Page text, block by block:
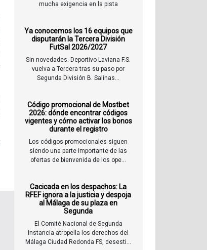
mucha exigencia en la pista
Ya conocemos los 16 equipos que
disputarán la Tercera División
FutSal 2026/2027
Sin novedades. Deportivo Laviana F.S.
vuelva a Tercera tras su paso por
Segunda División B. Salinas...
Código promocional de Mostbet
2026: dónde encontrar códigos
vigentes y cómo activar los bonos
durante el registro
Los códigos promocionales siguen
siendo una parte importante de las
ofertas de bienvenida de los ope...
Cacicada en los despachos: La
RFEF ignora a la justicia y despoja
al Málaga de su plaza en
Segunda
El Comité Nacional de Segunda
Instancia atropella los derechos del
Málaga Ciudad Redonda FS, desesti...